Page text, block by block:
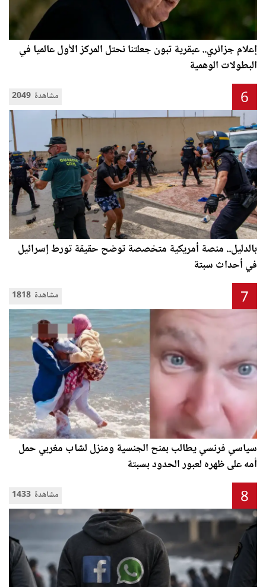
إعلام جزائري.. عبقرية تبون جعلتنا نحتل المركز الأول عالميا في
البطولات الوهمية
2049 مشاهدة 6
بالدليل.. منصة أمريكية متخصصة توضح حقيقة تورط إسرائيل
في أحداث سبتة
1818 مشاهدة 7
سياسي فرنسي يطالب بمنح الجنسية ومنزل لشاب مغربي حمل
أمه على ظهره لعبور الحدود بسبتة
1433 مشاهدة 8